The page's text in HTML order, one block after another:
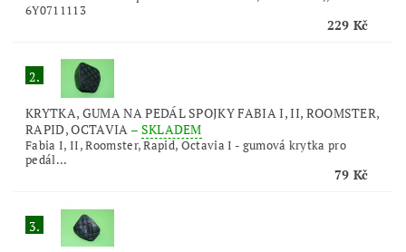
6Y0711113
229 Kč
2.
KRYTKA, GUMA NA PEDÁL SPOJKY FABIA I, II, ROOMSTER,
RAPID, OCTAVIA – SKLADEM
Fabia I, II, Roomster, Rapid, Octavia I - gumová krytka pro
pedál...
79 Kč
3.